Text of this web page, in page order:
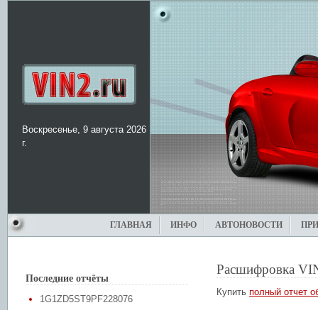
Воскресенье, 9 августа 2026
г.
ГЛАВНАЯ ИНФО АВТОНОВОСТИ
Последние отчёты
1G1ZD5ST9PF228076
Расшифровка
Купить полный отчет